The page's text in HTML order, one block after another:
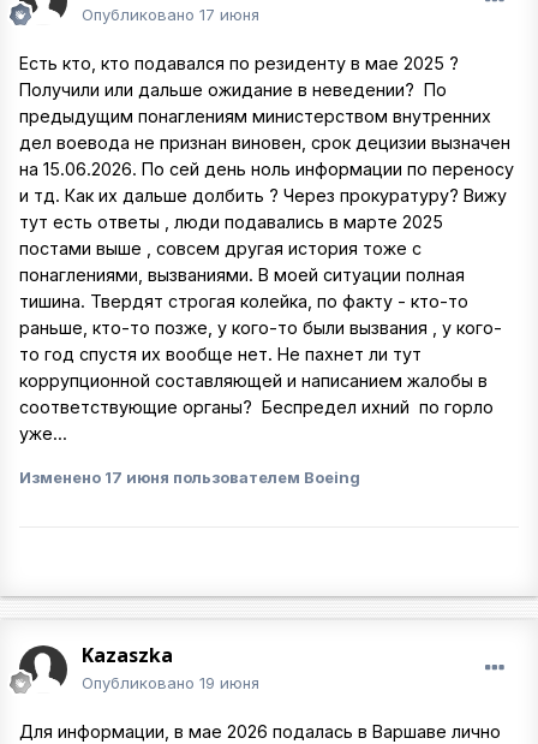
Опубликовано 17 июня
Есть кто, кто подавался по резиденту в мае 2025 ?
Получили или дальше ожидание в неведении? По
предыдущим понаглениям министерством внутренних
дел воевода не признан виновен, срок децизии вызначен
на 15.06.2026. По сей день ноль информации по переносу
и тд. Как их дальше долбить ? Через прокуратуру? Вижу
тут есть ответы , люди подавались в марте 2025
постами выше , совсем другая история тоже с
понаглениями, вызваниями. В моей ситуации полная
тишина. Твердят строгая колейка, по факту - кто-то
раньше, кто-то позже, у кого-то были вызвания , у кого-
то год спустя их вообще нет. Не пахнет ли тут
коррупционной составляющей и написанием жалобы в
соответствующие органы? Беспредел ихний по горло
уже...
Изменено 17 июня пользователем Boeing
Kazaszka
Опубликовано 19 июня
Для информации, в мае 2026 подалась в Варшаве лично